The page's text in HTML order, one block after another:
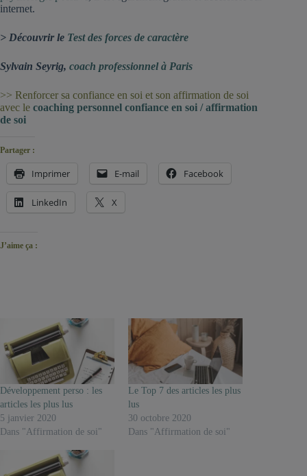
internet.
> Découvrir le Test des forces de caractère
Sylvain Seyrig, coach professionnel à Paris
>> Renforcer sa confiance en soi et son affirmation de soi
avec le coaching personnel confiance en soi / affirmation
de soi
Partager :
Imprimer E-mail Facebook
LinkedIn X
J’aime ça :
Développement perso : les
articles les plus lus
5 janvier 2020
Dans "Affirmation de soi"
Le Top 7 des articles les plus
lus
30 octobre 2020
Dans "Affirmation de soi"